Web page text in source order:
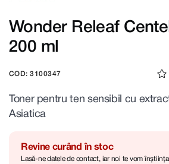
Wonder Releaf
200 ml
COD: 3100347
Toner pentru ten sensibil cu
Asiatica
Revine curând în stoc
Lasă-ne datele de contact, iar noi te vom